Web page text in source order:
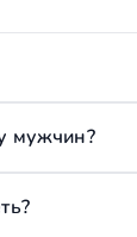
мужчин?